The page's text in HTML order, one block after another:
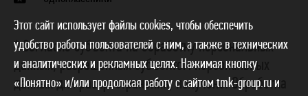
* Согласие субъекта на обработку персональных
данных, разрешенных субъектом персональных
данных для распространения, получено. Обработка
Этот сайт использует файлы cookies, чтобы обеспечить
удобство работы пользователей с ним, а также в технических
и аналитических и рекламных целях. Нажимая кнопку
«Понятно» и/или продолжая работу с сайтом tmk-group.ru и